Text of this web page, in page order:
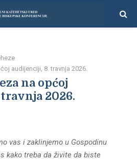
audijenciji, 8. travnja 2026.
na općoj
2026.
vas i zaklinjemo u Gospodinu
kako treba da živite da biste